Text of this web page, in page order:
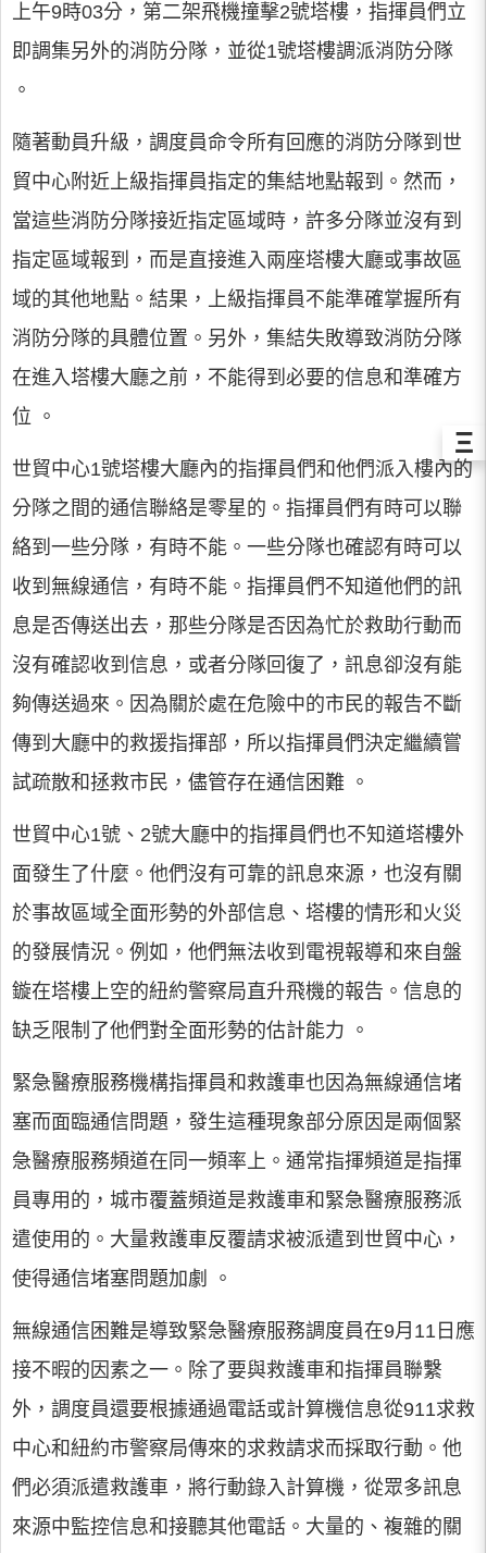
上午9時03分，第二架飛機撞擊2號塔樓，指揮員們立
即調集另外的消防分隊，並從1號塔樓調派消防分隊
。
隨著動員升級，調度員命令所有回應的消防分隊到世
貿中心附近上級指揮員指定的集結地點報到。然而，
當這些消防分隊接近指定區域時，許多分隊並沒有到
指定區域報到，而是直接進入兩座塔樓大廳或事故區
域的其他地點。結果，上級指揮員不能準確掌握所有
消防分隊的具體位置。另外，集結失敗導致消防分隊
在進入塔樓大廳之前，不能得到必要的信息和準確方
位 。
世貿中心1號塔樓大廳內的指揮員們和他們派入樓內的
分隊之間的通信聯絡是零星的。指揮員們有時可以聯
絡到一些分隊，有時不能。一些分隊也確認有時可以
收到無線通信，有時不能。指揮員們不知道他們的訊
息是否傳送出去，那些分隊是否因為忙於救助行動而
沒有確認收到信息，或者分隊回復了，訊息卻沒有能
夠傳送過來。因為關於處在危險中的市民的報告不斷
傳到大廳中的救援指揮部，所以指揮員們決定繼續嘗
試疏散和拯救市民，儘管存在通信困難 。
世貿中心1號、2號大廳中的指揮員們也不知道塔樓外
面發生了什麼。他們沒有可靠的訊息來源，也沒有關
於事故區域全面形勢的外部信息、塔樓的情形和火災
的發展情況。例如，他們無法收到電視報導和來自盤
鏇在塔樓上空的紐約警察局直升飛機的報告。信息的
缺乏限制了他們對全面形勢的估計能力 。
緊急醫療服務機構指揮員和救護車也因為無線通信堵
塞而面臨通信問題，發生這種現象部分原因是兩個緊
急醫療服務頻道在同一頻率上。通常指揮頻道是指揮
員專用的，城市覆蓋頻道是救護車和緊急醫療服務派
遣使用的。大量救護車反覆請求被派遣到世貿中心，
使得通信堵塞問題加劇 。
無線通信困難是導致緊急醫療服務調度員在9月11日應
接不暇的因素之一。除了要與救護車和指揮員聯繫
外，調度員還要根據通過電話或計算機信息從911求救
中心和紐約市警察局傳來的求救請求而採取行動。他
們必須派遣救護車，將行動錄入計算機，從眾多訊息
來源中監控信息和接聽其他電話。大量的、複雜的關
Ξ